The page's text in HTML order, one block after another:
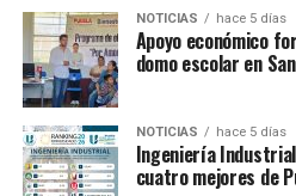
El día lunes realizarán un
el apoyo, les pedimos tengan
trabajando los tres órdenes de
lluvias en la Sierra Norte, la
mandatario Alejandro
apoyar a las familias afectadas.
NOTICIAS hace 5 días
Apoyo económico
domo escolar en
NOTICIAS hace 5 días
Ingeniería
cuatro mejores de